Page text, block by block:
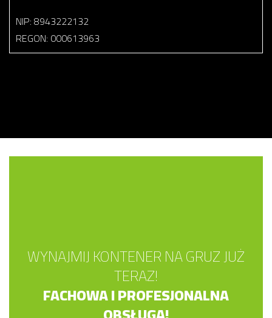
NIP: 8943222132
REGON: 000613963
WYNAJMIJ KONTENER NA GRUZ JUŻ
TERAZ!
FACHOWA I PROFESJONALNA